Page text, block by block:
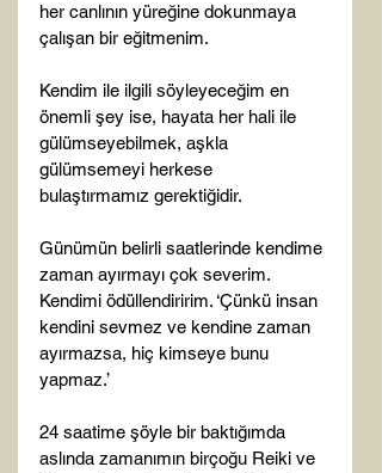
her canlının yüreğine dokunmaya
çalışan bir eğitmenim.
Kendim ile ilgili söyleyeceğim en
önemli şey ise, hayata her hali ile
gülümseyebilmek, aşkla
gülümsemeyi herkese
bulaştırmamız gerektiğidir.
Günümün belirli saatlerinde kendime
zaman ayırmayı çok severim.
Kendimi ödüllendiririm. ‘Çünkü insan
kendini sevmez ve kendine zaman
ayırmazsa, hiç kimseye bunu
yapmaz.’
24 saatime şöyle bir baktığımda
aslında zamanımın birçoğu Reiki ve